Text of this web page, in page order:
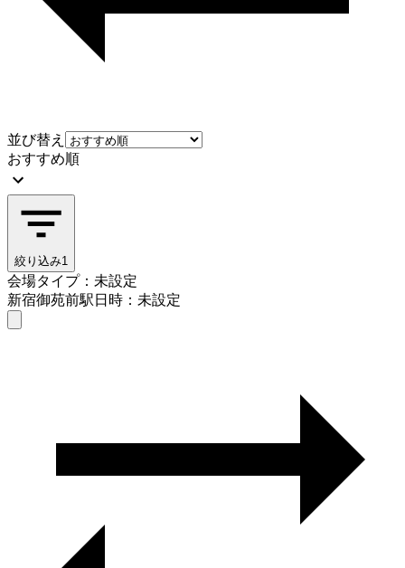
並び替え
おすすめ順
絞り込み1
会場タイプ：未設定
新宿御苑前駅日時：未設定